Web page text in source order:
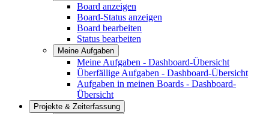
Board anzeigen
Board-Status anzeigen
Board bearbeiten
Status bearbeiten
Meine Aufgaben
Meine Aufgaben - Dashboard-Übersicht
Überfällige Aufgaben - Dashboard-Übersicht
Aufgaben in meinen Boards - Dashboard-
Übersicht
Projekte & Zeiterfassung